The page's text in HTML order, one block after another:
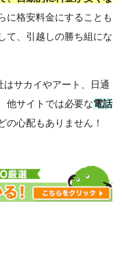
に格安料金にすることも
て、引越しの勝ち組にな
はサカイやアート、日通
他サイトでは必要な電話
の心配もありません！